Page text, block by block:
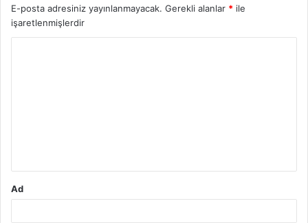
E-posta adresiniz yayınlanmayacak. Gerekli alanlar * ile
işaretlenmişlerdir
Ad